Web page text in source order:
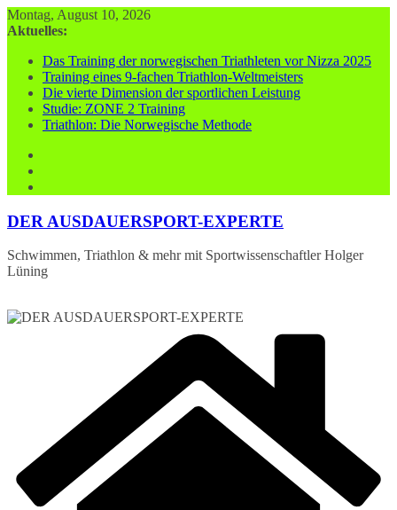
Zum
Inhalt
Montag, August 10, 2026
Aktuelles:
Das Training der norwegischen Triathleten vor Nizza 2025
Training eines 9-fachen Triathlon-Weltmeisters
Die vierte Dimension der sportlichen Leistung
Studie: ZONE 2 Training
Triathlon: Die Norwegische Methode
DER AUSDAUERSPORT-EXPERTE
Schwimmen, Triathlon & mehr mit Sportwissenschaftler Holger
Lüning